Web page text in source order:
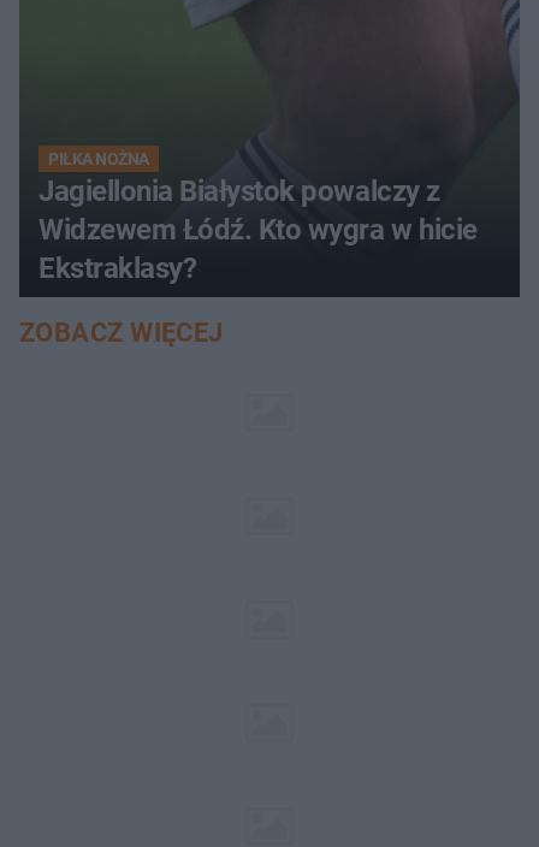
PIŁKA NOŻNA
Jagiellonia Białystok powalczy z
Widzewem Łódź. Kto wygra w hicie
Ekstraklasy?
ZOBACZ WIĘCEJ